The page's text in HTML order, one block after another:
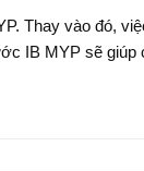
Thay vào đó,
IB MYP sẽ giúp